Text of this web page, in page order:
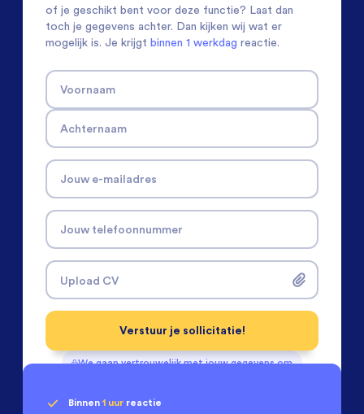
of je geschikt bent voor deze functie? Laat dan
toch je gegevens achter. Dan kijken wij wat er
mogelijk is. Je krijgt binnen 1 werkdag reactie.
Voornaam
Achternaam
Jouw e-mailadres
Jouw telefoonnummer
Upload CV
We gaan vertrouwelijk met jouw gegevens om
Verstuur je sollicitatie!
Binnen 1 uur reactie